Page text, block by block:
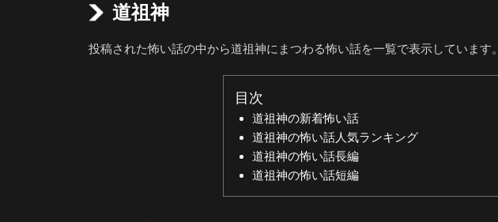
道祖神
投稿された怖い話の中から道祖神にまつわる怖い話を一覧で表示しています。
目次
道祖神の新着怖い話
道祖神の怖い話人気ランキング
道祖神の怖い話長編
道祖神の怖い話短編